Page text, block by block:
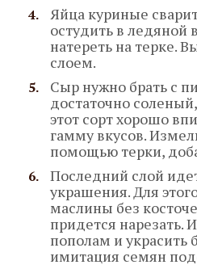
Яйца куриные
остудить в ледяной
натереть на терке.
слоем.
Сыр нужно брать с
достаточно
этот сорт хорошо
гамму вкусов.
помощью терки,
Последний слой
украшения. Для
маслины без
придется нарезать.
пополам и украсить
имитация семян